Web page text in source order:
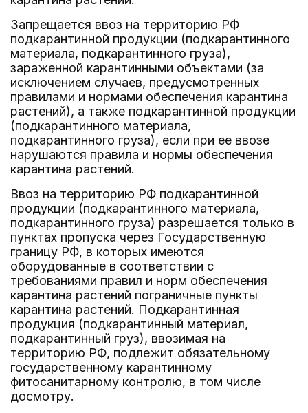
Запрещается ввоз на территорию РФ
подкарантинной продукции (подкарантинного
материала, подкарантинного груза),
зараженной карантинными объектами (за
исключением случаев, предусмотренных
правилами и нормами обеспечения карантина
растений), а также подкарантинной продукции
(подкарантинного материала,
подкарантинного груза), если при ее ввозе
нарушаются правила и нормы обеспечения
карантина растений.
Ввоз на территорию РФ подкарантинной
продукции (подкарантинного материала,
подкарантинного груза) разрешается только в
пунктах пропуска через Государственную
границу РФ, в которых имеются
оборудованные в соответствии с
требованиями правил и норм обеспечения
карантина растений пограничные пункты
карантина растений. Подкарантинная
продукция (подкарантинный материал,
подкарантинный груз), ввозимая на
территорию РФ, подлежит обязательному
государственному карантинному
фитосанитарному контролю, в том числе
досмотру.